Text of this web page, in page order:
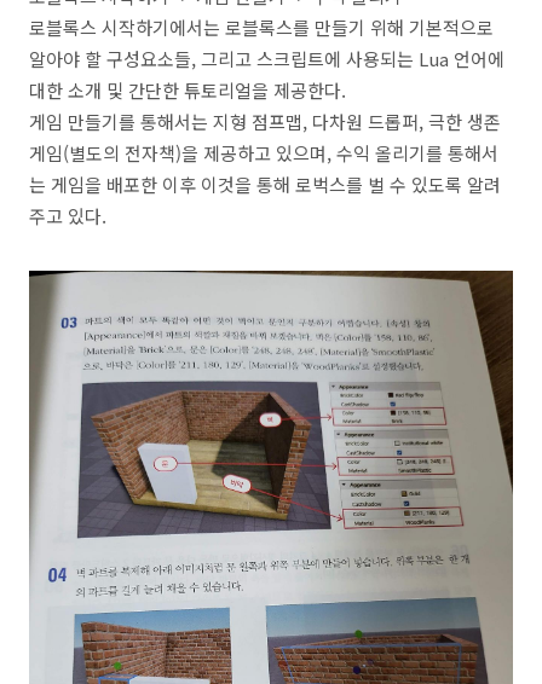
로블록스 시작하기에서는 로블록스를 만들기 위해 기본적으로
알아야 할 구성요소들, 그리고 스크립트에 사용되는 Lua 언어에
대한 소개 및 간단한 튜토리얼을 제공한다.
게임 만들기를 통해서는 지형 점프맵, 다차원 드롭퍼, 극한 생존
게임(별도의 전자책)을 제공하고 있으며, 수익 올리기를 통해서
는 게임을 배포한 이후 이것을 통해 로벅스를 벌 수 있도록 알려
주고 있다.